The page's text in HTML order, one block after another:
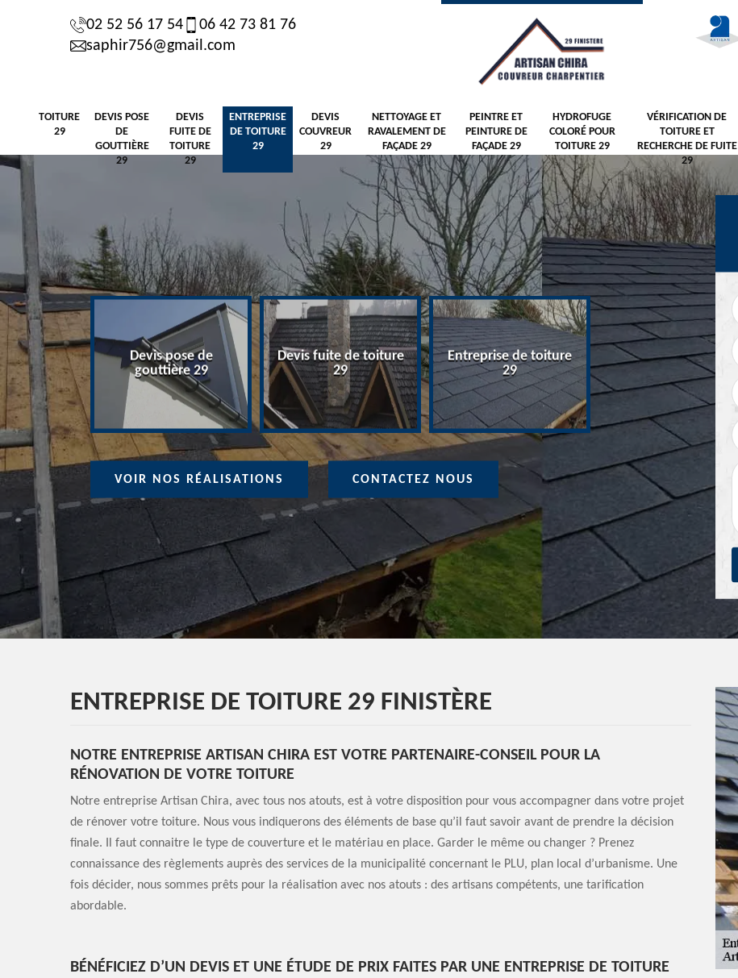
02 52 56 17 54
06 42 73 81 76
saphir756@gmail.com
TOITURE
29
DEVIS POSE
DE
GOUTTIÈRE
29
DEVIS
FUITE DE
TOITURE
29
ENTREPRISE
DE TOITURE
29
DEVIS
COUVREUR
29
NETTOYAGE ET
RAVALEMENT DE
FAÇADE 29
PEINTRE ET
PEINTURE DE
FAÇADE 29
HYDROFUGE
COLORÉ POUR
TOITURE 29
VÉRIFICATION DE
TOITURE ET
RECHERCHE DE FUITE
29
29
Devis pose de
gouttière 29
Devis fuite de toiture
29
Entreprise de toiture
29
Devis Couvreur 29
VOIR NOS RÉALISATIONS CONTACTEZ NOUS
ENTREPRISE DE TOITURE 29 FINISTÈRE
NOTRE ENTREPRISE ARTISAN CHIRA EST VOTRE PARTENAIRE-CONSEIL POUR LA
RÉNOVATION DE VOTRE TOITURE
Notre entreprise Artisan Chira, avec tous nos atouts, est à votre disposition pour vous accompagner dans votre projet
de rénover votre toiture. Nous vous indiquerons des éléments de base qu’il faut savoir avant de prendre la décision
finale. Il faut connaitre le type de couverture et le matériau en place. Garder le même ou changer ? Prenez
connaissance des règlements auprès des services de la municipalité concernant le PLU, plan local d’urbanisme. Une
fois décider, nous sommes prêts pour la réalisation avec nos atouts : des artisans compétents, une tarification
abordable.
BÉNÉFICIEZ D’UN DEVIS ET UNE ÉTUDE DE PRIX FAITES PAR UNE ENTREPRISE DE TOITURE